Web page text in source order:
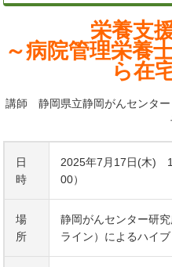
栄養支
～病院管理栄養
ら在
講師 静岡県立静岡がんセン
日
時
2025年7月17日(木)
00）
場
所
静岡がんセンター研
ライン）によるハイ